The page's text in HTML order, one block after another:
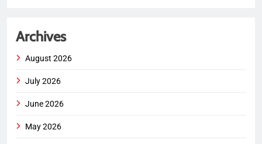
Archives
August 2026
July 2026
June 2026
May 2026